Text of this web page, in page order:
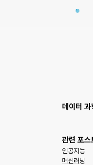
데이터 과
관련 포스
인공지능
머신러닝